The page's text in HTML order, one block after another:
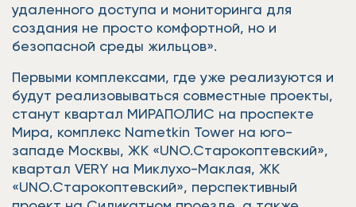
удаленного доступа и мониторинга для
создания не просто комфортной, но и
безопасной среды жильцов».
Первыми комплексами, где уже реализуются и
будут реализовываться совместные проекты,
станут квартал МИРАПОЛИС на проспекте
Мира, комплекс Nametkin Tower на юго-
западе Москвы, ЖК «UNO.Старокоптевский»,
квартал VERY на Миклухо-Маклая, ЖК
«UNO.Старокоптевский», перспективный